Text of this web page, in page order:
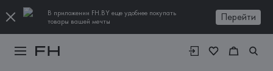
В приложении FH.BY еще удобнее покупать
товары вашей мечты
Перейти